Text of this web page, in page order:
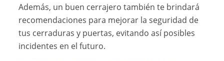
Además, un buen cerrajero también te brindará
recomendaciones para mejorar la seguridad de
tus cerraduras y puertas, evitando así posibles
incidentes en el futuro.